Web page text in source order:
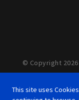
This site uses
© Copyright 2026
94 - Sede: Rua
Torre 11 - Conj.